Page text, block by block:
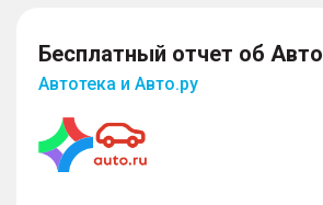
Бесплатный отчет об Авто
Автотека и Авто.ру